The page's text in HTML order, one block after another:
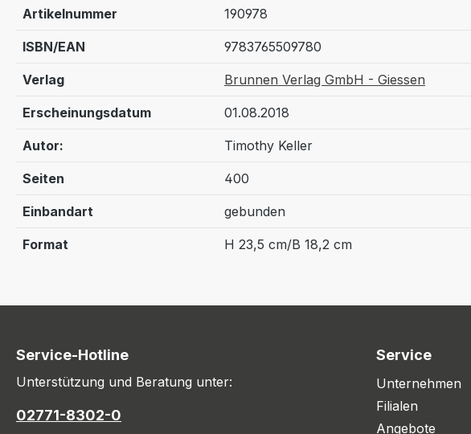
Artikelnummer 190978
ISBN/EAN 9783765509780
Verlag Brunnen Verlag GmbH - Giessen
Erscheinungsdatum 01.08.2018
Autor: Timothy Keller
Seiten 400
Einbandart gebunden
Format H 23,5 cm/B 18,2 cm
Service-Hotline
Unterstützung und Beratung unter:
02771-8302-0
Service
Unternehmen
Filialen
Angebote